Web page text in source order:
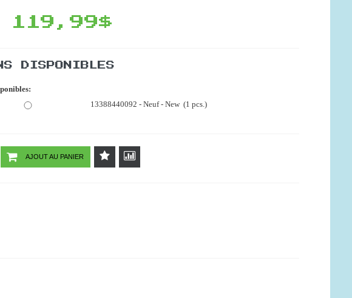
119,99$
DISPONIBLES
13388440092 - Neuf - New (1 pcs.)
AJOUT AU PANIER